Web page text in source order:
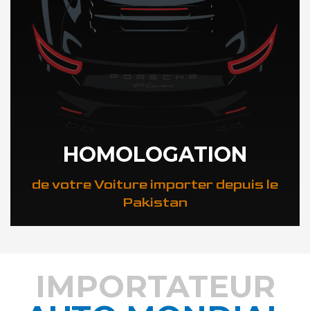
HOMOLOGATION
de votre Voiture importer depuis le
Pakistan
DÉCOUVREZ COMMENT
IMPORTATEUR